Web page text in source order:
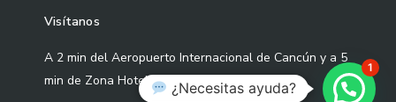
Visítanos
A 2 min del Aeropuerto Internacional de Cancún y a 5
min de Zona Hotelera ¿Necesitas ayuda?
1